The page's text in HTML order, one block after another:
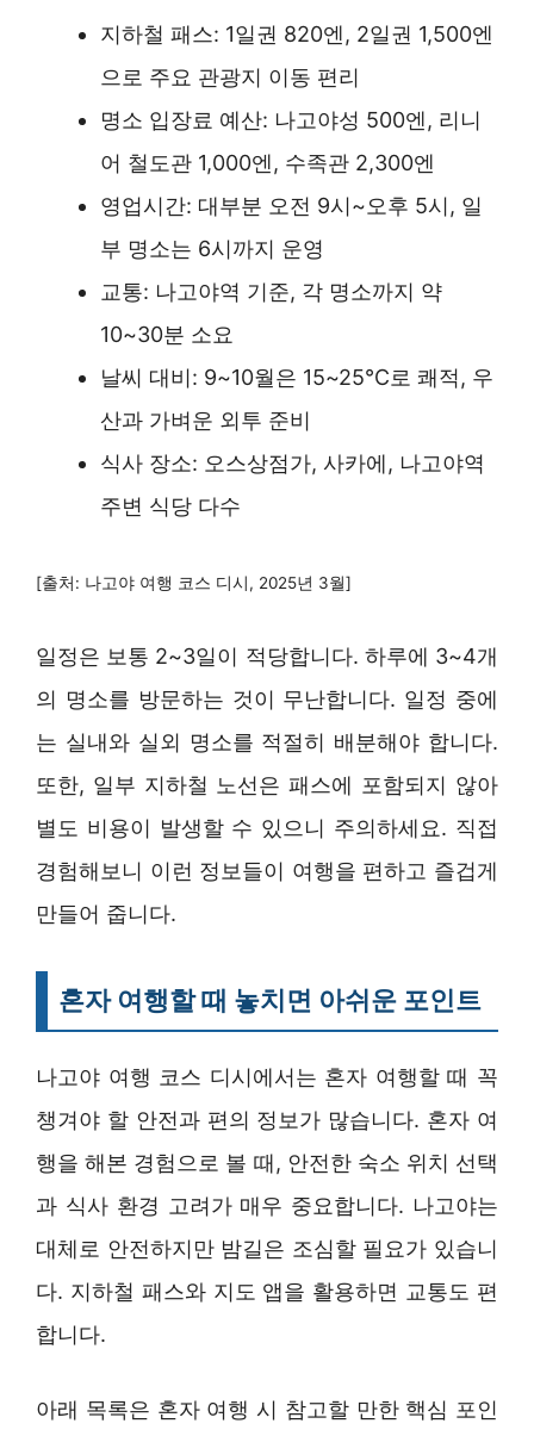
지하철 패스: 1일권 820엔, 2일권 1,500엔
으로 주요 관광지 이동 편리
명소 입장료 예산: 나고야성 500엔, 리니
어 철도관 1,000엔, 수족관 2,300엔
영업시간: 대부분 오전 9시~오후 5시, 일
부 명소는 6시까지 운영
교통: 나고야역 기준, 각 명소까지 약
10~30분 소요
날씨 대비: 9~10월은 15~25℃로 쾌적, 우
산과 가벼운 외투 준비
식사 장소: 오스상점가, 사카에, 나고야역
주변 식당 다수
[출처: 나고야 여행 코스 디시, 2025년 3월]
일정은 보통 2~3일이 적당합니다. 하루에 3~4개
의 명소를 방문하는 것이 무난합니다. 일정 중에
는 실내와 실외 명소를 적절히 배분해야 합니다.
또한, 일부 지하철 노선은 패스에 포함되지 않아
별도 비용이 발생할 수 있으니 주의하세요. 직접
경험해보니 이런 정보들이 여행을 편하고 즐겁게
만들어 줍니다.
혼자 여행할 때 놓치면 아쉬운 포인트
나고야 여행 코스 디시에서는 혼자 여행할 때 꼭
챙겨야 할 안전과 편의 정보가 많습니다. 혼자 여
행을 해본 경험으로 볼 때, 안전한 숙소 위치 선택
과 식사 환경 고려가 매우 중요합니다. 나고야는
대체로 안전하지만 밤길은 조심할 필요가 있습니
다. 지하철 패스와 지도 앱을 활용하면 교통도 편
합니다.
아래 목록은 혼자 여행 시 참고할 만한 핵심 포인